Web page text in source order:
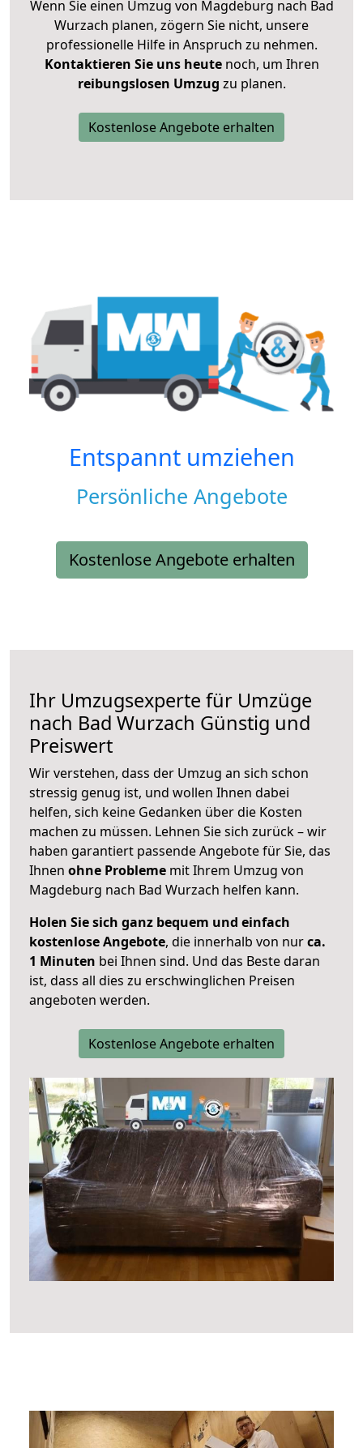
Wenn Sie einen Umzug von Magdeburg nach Bad
Wurzach planen, zögern Sie nicht, unsere
professionelle Hilfe in Anspruch zu nehmen.
Kontaktieren Sie uns heutenoch, um Ihren
reibungslosen Umzug zu planen.
Kostenlose Angebote erhalten
Entspannt umziehen
Persönliche Angebote
Kostenlose Angebote erhalten
Ihr Umzugsexperte für Umzüge
nach Bad Wurzach Günstig und
Preiswert
Wir verstehen, dass der Umzug an sich schon
stressig genug ist, und wollen Ihnen dabei
helfen, sich keine Gedanken über die Kosten
machen zu müssen. Lehnen Sie sich zurück – wir
haben garantiert passende Angebote für Sie, das
Ihnen ohne Probleme mit Ihrem Umzug von
Magdeburg nach Bad Wurzach helfen kann.
Holen Sie sich ganz bequem und einfach
kostenlose Angebote, die innerhalb von nurca.
1 Minuten bei Ihnen sind. Und das Beste daran
ist, dass all dies zu erschwinglichen Preisen
angeboten werden.
Kostenlose Angebote erhalten